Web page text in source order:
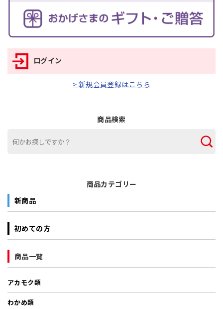
ログイン
> 新規会員登録はこちら
商品検索
商品カテゴリー
新商品
初めての方
商品一覧
アカモク類
わかめ類